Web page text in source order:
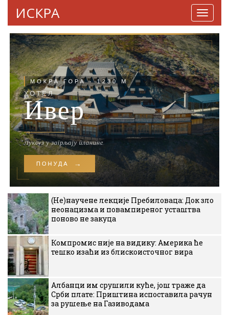
ИСКРА
(Не)научене лекције Пребиловаца: Док зло
неонацизма и повампиреног усташтва
поново не закуца
Компромис није на видику: Америка ће
тешко изаћи из блискоисточног вира
Албанци им срушили куће, још траже да
Срби плате: Приштина испоставила рачун
за рушење на Газиводама